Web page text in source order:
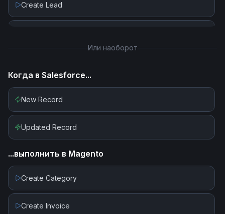
Create Lead
Get Records By Collections
Get Records by Query
Или наоборот
Когда в Salesforce...
New Record
Updated Record
...выполнить в Magento
Create Category
Create Invoice